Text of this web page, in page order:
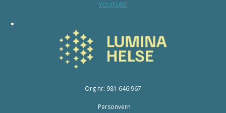
YOUTUBE
Org nr: 981 646 967
Personvern